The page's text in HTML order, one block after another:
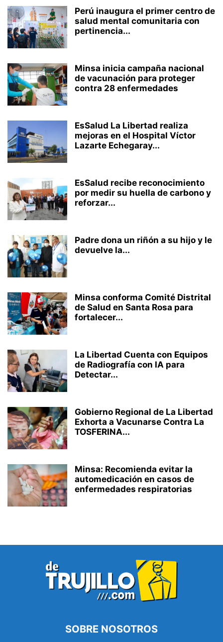
Perú inaugura el primer centro de
salud mental comunitaria con
pertinencia...
Minsa inicia campaña nacional
de vacunación para proteger
contra 28 enfermedades
EsSalud La Libertad realiza
mejoras en el Hospital Víctor
Lazarte Echegaray...
EsSalud recibe reconocimiento
por medir su huella de carbono y
reforzar...
Padre dona un riñón a su hijo y le
devuelve la...
Minsa conforma Comité Distrital
de Salud en Santa Rosa para
fortalecer...
La Libertad Cuenta con Equipos
de Radiografía con IA para
Detectar...
Gobierno Regional de La Libertad
Exhorta a Vacunarse Contra La
TOSFERINA...
Minsa: Recomienda evitar la
automedicación en casos de
enfermedades respiratorias
SOBRE NOSOTROS